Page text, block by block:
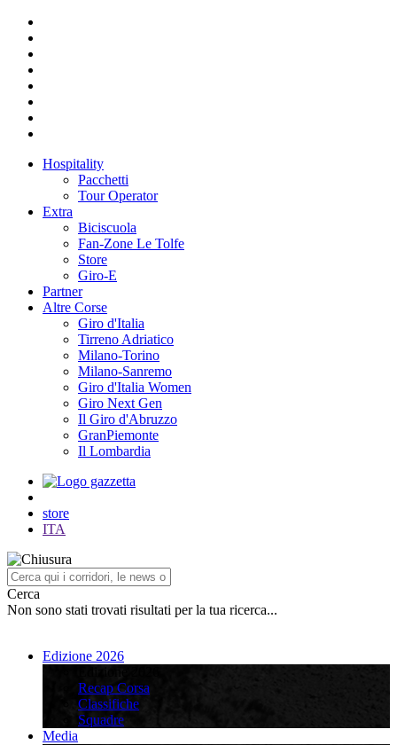
Hospitality
Pacchetti
Tour Operator
Extra
Biciscuola
Fan-Zone Le Tolfe
Store
Giro-E
Partner
Altre Corse
Giro d'Italia
Tirreno Adriatico
Milano-Torino
Milano-Sanremo
Giro d'Italia Women
Giro Next Gen
Il Giro d'Abruzzo
GranPiemonte
Il Lombardia
store
ITA
Cerca
Non sono stati trovati risultati per la tua ricerca...
Edizione 2026
Recap Corsa
Classifiche
Squadre
Media